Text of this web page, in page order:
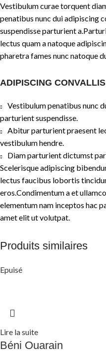
Vestibulum curae torquent
penatibus nunc dui adipiscing
suspendisse parturient
lectus quam a natoque
pharetra fames nunc natoque
ADIPISCING
Vestibulum penatibus nunc
parturient suspendisse.
Abitur parturient praesent
vestibulum hendre.
Diam parturient dictumst
Scelerisque adipiscing
lectus faucibus lobortis
eros.Condimentum a et
elementum nam inceptos hac
amet elit ut volutpat.
Produits similaires
Epuisé
Lire la suite
Béni Ouarain